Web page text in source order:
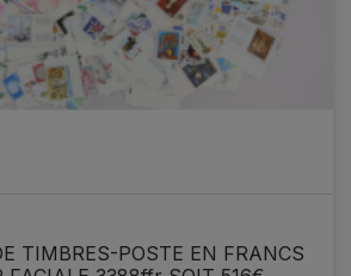
TIMBRES-POSTE EN FRANCS